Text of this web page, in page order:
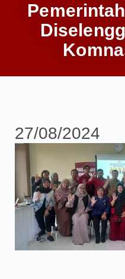
27/08/2024